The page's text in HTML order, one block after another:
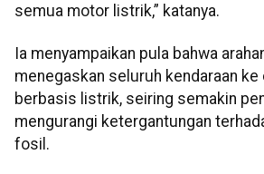
semua motor listrik,” katanya.
Ia menyampaikan pula bahwa
menegaskan seluruh kendaraan ke
berbasis listrik, seiring semakin
mengurangi ketergantungan
fosil.